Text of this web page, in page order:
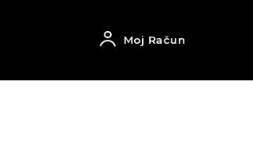
Moj Račun